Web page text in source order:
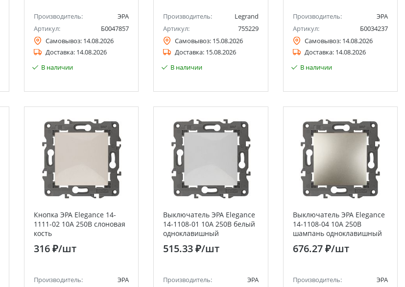
Производитель:
ЭРА
Артикул:
Б0047857
Самовывоз: 14.08.2026
Доставка: 14.08.2026
В наличии
Производитель:
Legrand
Артикул:
755229
Самовывоз: 15.08.2026
Доставка: 15.08.2026
В наличии
Производитель:
ЭРА
Артикул:
Б0034237
Самовывоз: 14.08.2026
Доставка: 14.08.2026
В наличии
Кнопка ЭРА Elegance 14-
1111-02 10А 250В слоновая
кость
316 ₽/шт
Производитель:
ЭРА
Выключатель ЭРА Elegance
14-1108-01 10А 250В белый
одноклавишный
перекрёстный
515.33 ₽/шт
Производитель:
ЭРА
Выключатель ЭРА Elegance
14-1108-04 10А 250В
шампань одноклавишный
перекрёстный
676.27 ₽/шт
Производитель:
ЭРА